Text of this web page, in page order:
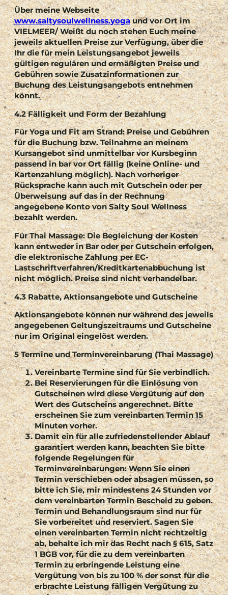
Über meine Webseite
www.saltysoulwellness.yogaund vor Ort im
VIELMEER/ Weißt du noch stehen Euch meine
jeweils aktuellen Preise zur Verfügung, über die
Ihr die für mein Leistungsangebot jeweils
gültigen regulären und ermäßigten Preise und
Gebühren sowie Zusatzinformationen zur
Buchung des Leistungsangebots entnehmen
könnt.
4.2 Fälligkeit und Form der Bezahlung
Für Yoga und Fit am Strand:Preise und Gebühren
für die Buchung bzw. Teilnahme an meinem
Kursangebot sind unmittelbar vor Kursbeginn
passend in bar vor Ort fällig (keine Online- und
Kartenzahlung möglich). Nach vorheriger
Rücksprache kann auch mit Gutschein oder per
Überweisung auf das in der Rechnung
angegebene Konto von Salty Soul Wellness
bezahlt werden.
Für Thai Massage:Die Begleichung der Kosten
kann entweder in Bar oder per Gutschein erfolgen,
die elektronische Zahlung per EC-
Lastschriftverfahren/Kreditkartenabbuchung ist
nicht möglich. Preise sind nicht verhandelbar.
4.3 Rabatte, Aktionsangebote und Gutscheine
Aktionsangebote können nur während des jeweils
angegebenen Geltungszeitraums und Gutscheine
nur im Original eingelöst werden.
5 Termine und Terminvereinbarung (Thai Massage)
Vereinbarte Termine sind für Sie verbindlich.
Bei Reservierungen für die Einlösung von
Gutscheinen wird diese Vergütung auf den
Wert des Gutscheins angerechnet. Bitte
erscheinen Sie zum vereinbarten Termin 15
Minuten vorher.
Damit ein für alle zufriedenstellender Ablauf
garantiert werden kann, beachten Sie bitte
folgende Regelungen für
Terminvereinbarungen: Wenn Sie einen
Termin verschieben oder absagen müssen, so
bitte ich Sie, mir mindestens 24 Stunden vor
dem vereinbarten Termin Bescheid zu geben.
Termin und Behandlungsraum sind nur für
Sie vorbereitet und reserviert. Sagen Sie
einen vereinbarten Termin nicht rechtzeitig
ab, behalte ich mir das Recht nach § 615, Satz
1 BGB vor, für die zu dem vereinbarten
Termin zu erbringende Leistung eine
Vergütung von bis zu 100 % der sonst für die
erbrachte Leistung fälligen Vergütung zu